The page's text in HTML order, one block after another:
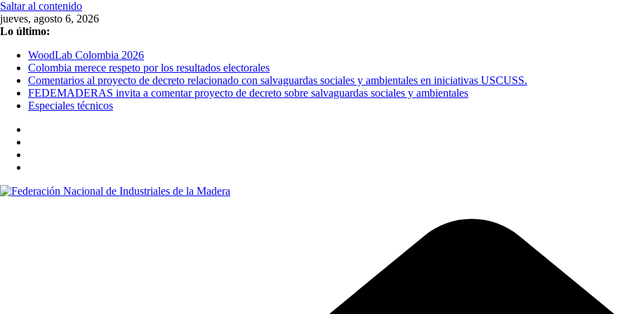
Saltar al contenido
jueves, agosto 6, 2026
Lo último:
WoodLab Colombia 2026
Colombia merece respeto por los resultados electorales
Comentarios al proyecto de decreto relacionado con salvaguardas sociales y ambientales en iniciativas USCUSS.
FEDEMADERAS invita a comentar proyecto de decreto sobre salvaguardas sociales y ambientales
Especiales técnicos